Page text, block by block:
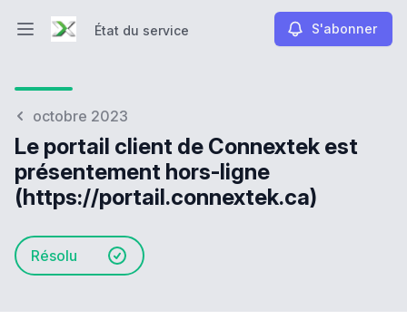
Ouvrir le menu principal
État du service S'abonner
octobre 2023
Le portail client de Connextek est
présentement hors-ligne
(https://portail.connextek.ca)
Résolu